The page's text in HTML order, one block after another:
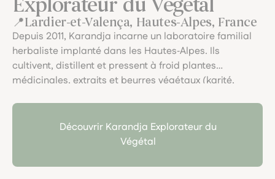
Explorateur du Végétal
Lardier-et-Valença, Hautes-Alpes, France
Depuis 2011, Karandja incarne un laboratoire familial
herbaliste implanté dans les Hautes‑Alpes. Ils
cultivent, distillent et pressent à froid plantes
médicinales, extraits et beurres végétaux (karité,
écoresponsable. Le soin du végétal, la traçabilité, et
l’art du fait main y sont célébrés dans chaque pot.
Découvrir Karandja Explorateur du
Végétal